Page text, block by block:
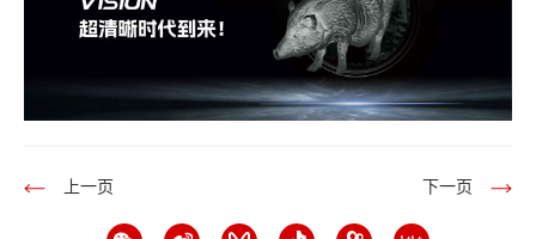
上一页 下一页